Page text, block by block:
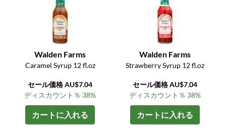
Walden Farms
Caramel Syrup 12 fl.oz
セール価格 AU$7.04
ディスカウント％ 38%
カートに入れる
Walden Farms
Strawberry Syrup 12 fl.oz
セール価格 AU$7.04
ディスカウント％ 38%
カートに入れる